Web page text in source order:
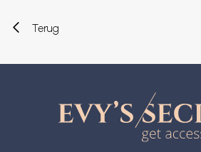
Terug